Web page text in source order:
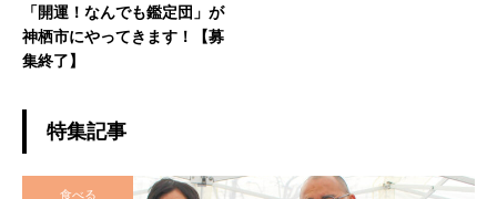
「開運！なんでも鑑定団」が
神栖市にやってきます！【募
集終了】
特集記事
食べる